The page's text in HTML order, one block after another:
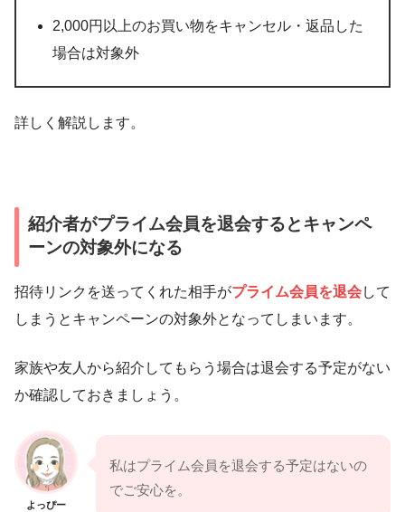
2,000円以上のお買い物をキャンセル・返品した
場合は対象外
詳しく解説します。
紹介者がプライム会員を退会するとキャンペ
ーンの対象外になる
招待リンクを送ってくれた相手がプライム会員を退会して
しまうとキャンペーンの対象外となってしまいます。
家族や友人から紹介してもらう場合は退会する予定がない
か確認しておきましょう。
よっぴー
私はプライム会員を退会する予定はないの
でご安心を。